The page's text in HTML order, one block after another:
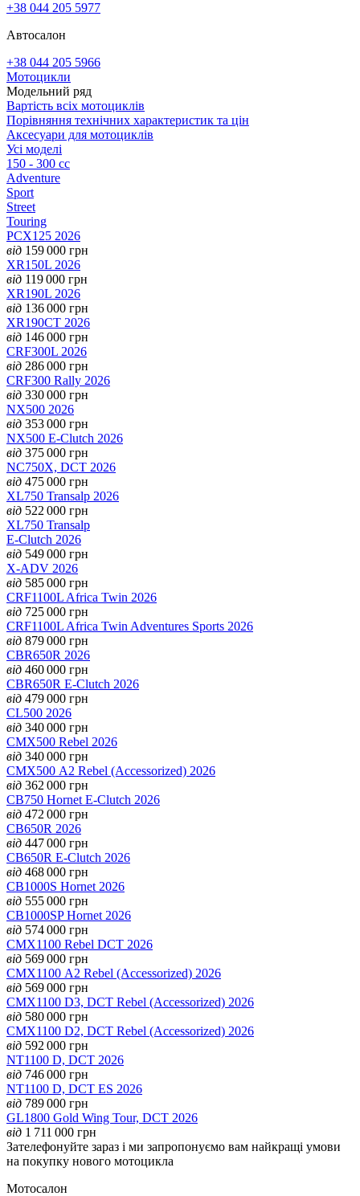
+38 044 205 5977
Автосалон
+38 044 205 5966
Мотоцикли
Модельний ряд
Вартість всіх мотоциклів
Порівняння технічних характеристик та цін
Аксесуари для мотоциклів
Усі моделі
150 - 300 cc
Adventure
Sport
Street
Touring
PCX125 2026
від 159 000 грн
XR150L 2026
від 119 000 грн
XR190L 2026
від 136 000 грн
XR190CT 2026
від 146 000 грн
CRF300L 2026
від 286 000 грн
CRF300 Rally 2026
від 330 000 грн
NX500 2026
від 353 000 грн
NX500 E-Clutch 2026
від 375 000 грн
NC750X, DCT 2026
від 475 000 грн
XL750 Transalp 2026
від 522 000 грн
XL750 Transalp
E-Clutch 2026
від 549 000 грн
X-ADV 2026
від 585 000 грн
CRF1100L Africa Twin 2026
від 725 000 грн
CRF1100L Africa Twin Adventures Sports 2026
від 879 000 грн
CBR650R 2026
від 460 000 грн
CBR650R E-Clutch 2026
від 479 000 грн
CL500 2026
від 340 000 грн
CMX500 Rebel 2026
від 340 000 грн
CMX500 А2 Rebel (Accessorized) 2026
від 362 000 грн
CB750 Hornet E-Clutch 2026
від 472 000 грн
CB650R 2026
від 447 000 грн
CB650R E-Clutch 2026
від 468 000 грн
CB1000S Hornet 2026
від 555 000 грн
CB1000SP Hornet 2026
від 574 000 грн
CMX1100 Rebel DCT 2026
від 569 000 грн
CMX1100 А2 Rebel (Accessorized) 2026
від 569 000 грн
CMX1100 D3, DCT Rebel (Accessorized) 2026
від 580 000 грн
CMX1100 D2, DCT Rebel (Accessorized) 2026
від 592 000 грн
NT1100 D, DCT 2026
від 746 000 грн
NT1100 D, DCT ES 2026
від 789 000 грн
GL1800 Gold Wing Tour, DCT 2026
від 1 711 000 грн
Зателефонуйте зараз і ми запропонуємо вам найкращі умови
на покупку нового мотоцикла
Мотосалон